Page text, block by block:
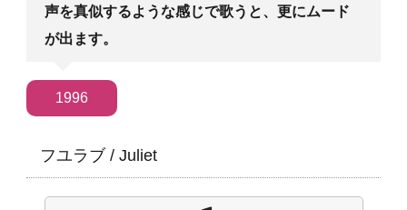
声を真似するような感じで歌うと、更にムード
が出ます。
1996
フユラブ / Juliet